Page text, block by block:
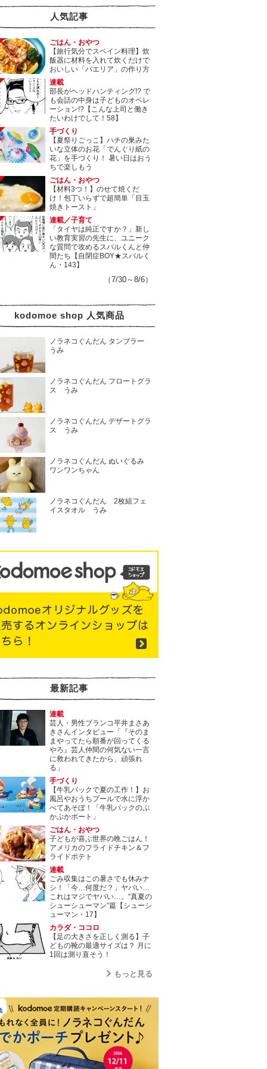
人気記事
ごはん・おやつ
【旅行気分でスペイン料理】炊
飯器に材料を入れて炊くだけで
おいしい「パエリア」の作り方
連載
部長がヘッドハンティング!? で
も会話の中身は子どものオペレ
ーション!?【こんな上司と働き
たいわけでして！58】
手づくり
【夏祭りごっこ】ハチの巣みた
いな立体のお花「でんぐり紙の
花」を手づくり！ 暑い日はおう
ちで楽しもう
ごはん・おやつ
【材料3つ！】のせて焼くだ
け！包丁いらずで超簡単「目玉
焼きトースト」
連載／子育て
「タイヤは純正ですか？」新し
い教育実習の先生に、ユニーク
な質問で攻めるスバルくんと仲
間たち【自閉症BOY★スバルく
ん・143】
（7/30～8/6）
kodomoe shop 人気商品
ノラネコぐんだん タンブラー
うみ
ノラネコぐんだん フロートグラ
ス うみ
ノラネコぐんだん デザートグラ
ス うみ
ノラネコぐんだん ぬいぐるみ
ワンワンちゃん
ノラネコぐんだん 2枚組フェ
イスタオル うみ
最新記事
連載
芸人・男性ブランコ平井まさあ
きさんインタビュー「『そのま
まやってたら順番が回ってくる
やろ』芸人仲間の何気ない一言
に救われてきたから、頑張れ
る」
手づくり
【牛乳パックで夏の工作！】お
風呂やおうちプールで水に浮か
べてあそぼ！「牛乳パックのぷ
かぷかボート」
ごはん・おやつ
子どもが喜ぶ世界の晩ごはん！
アメリカのフライドチキン＆フ
ライドポテト
連載
ごみ収集はこの暑さでも休みナ
シ！「今…何度だ？」ヤバい…
これはマジでヤバい…。“真夏の
シューシューマン”篇【シューシ
ューマン・17】
カラダ・ココロ
【足の大きさを正しく測る】子
どもの靴の最適サイズは？ 月に
1回は測り直そう！
もっと見る